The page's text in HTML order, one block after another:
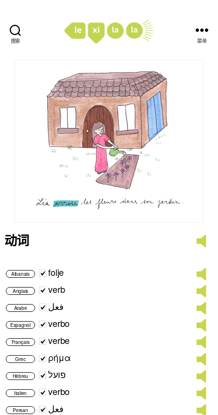
搜索 菜单
动词
Albanais folje
Anglais verb
Arabe فعل
Espagnol verbo
Français verbe
Grec ρήμα
Hébreu פועל
Italien verbo
Persan فعل